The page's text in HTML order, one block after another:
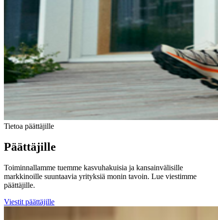
Tietoa päättäjille
Päättäjille
Toiminnallamme tuemme kasvuhakuisia ja kansainvälisille
markkinoille suuntaavia yrityksiä monin tavoin. Lue viestimme
päättäjille.
Viestit päättäjille